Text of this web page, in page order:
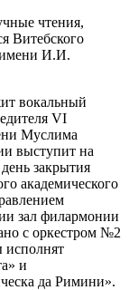
чтения,
Витебского
имени И.И.
вокальный
VI
Муслима
выступит на
закрытия
академического
зал филармонии
с оркестром №2
исполнят
и
да Римини».